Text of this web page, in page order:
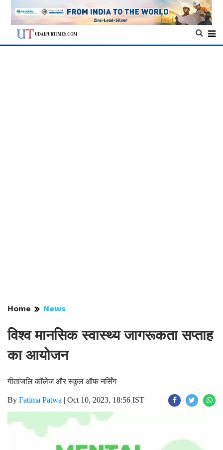
Home News
विश्व मानसिक स्वास्थ्य जागरूकता सप्ताह
का आयोजन
गीतांजलि कॉलेज और स्कूल ऑफ नर्सिंग
By Fatima Patwa | Oct 10, 2023, 18:56 IST